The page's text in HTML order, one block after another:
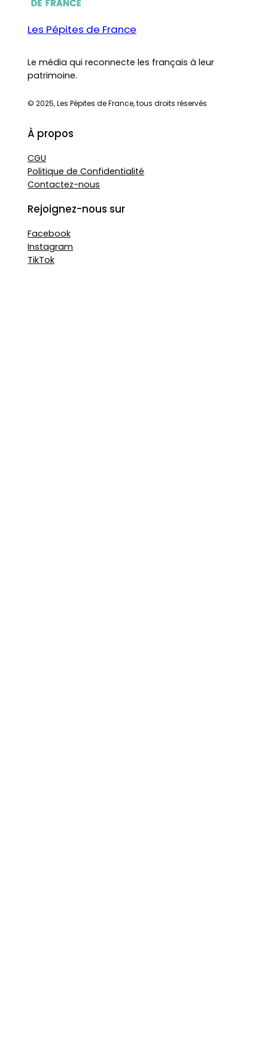
Les Pépites de France
Le média qui reconnecte les français à leur
patrimoine.
© 2025, Les Pépites de France, tous droits réservés
À propos
CGU
Politique de Confidentialité
Contactez-nous
Rejoignez-nous sur
Facebook
Instagram
TikTok